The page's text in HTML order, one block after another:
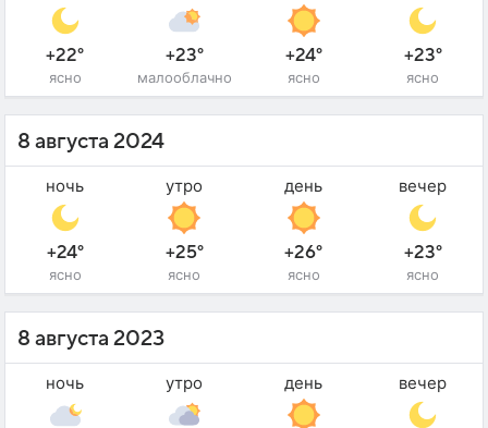
+22°
ясно
+23°
малооблачно
+24°
ясно
+23°
ясно
8 августа 2024
ночь
+24°
ясно
утро
+25°
ясно
день
+26°
ясно
вечер
+23°
ясно
8 августа 2023
ночь утро день вечер